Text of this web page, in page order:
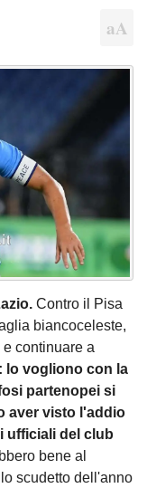
Contro il Pisa
biancoceleste,
continuare a
lo vogliono con la
partenopei si
aver visto l'addio
ufficiali del club
bene al
scudetto dell'anno